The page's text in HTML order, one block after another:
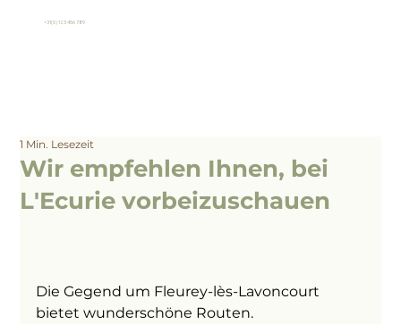
+31(0) 123 456 789
Wir empfehlen Ihnen, bei
L'Ecurie vorbeizuschauen
1 Min. Lesezeit
Die Gegend um Fleurey-lès-Lavoncourt
bietet wunderschöne Routen.